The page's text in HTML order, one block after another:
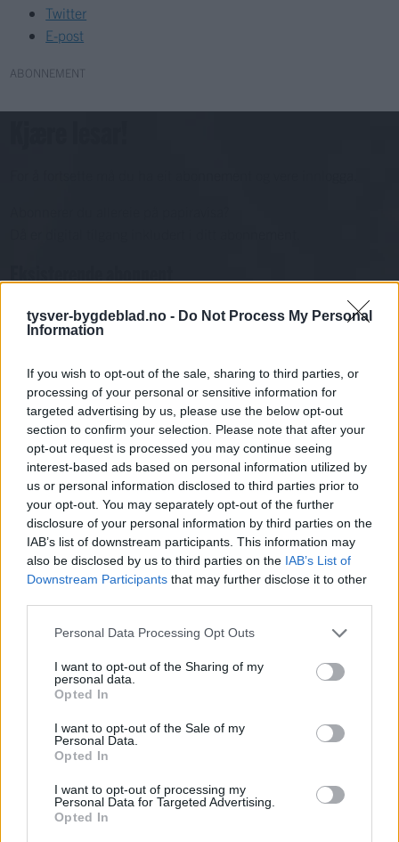
tysver-bygdeblad.no - Do Not Process My Personal
Information
If you wish to opt-out of the sale, sharing to third parties, or
processing of your personal or sensitive information for
targeted advertising by us, please use the below opt-out
section to confirm your selection. Please note that after your
opt-out request is processed you may continue seeing
interest-based ads based on personal information utilized by
us or personal information disclosed to third parties prior to
your opt-out. You may separately opt-out of the further
disclosure of your personal information by third parties on the
IAB’s list of downstream participants. This information may
also be disclosed by us to third parties on the IAB’s List of
Downstream Participants that may further disclose it to other
Personal Data Processing Opt Outs
I want to opt-out of the Sharing of my
personal data.
Opted In
I want to opt-out of the Sale of my
Personal Data.
Opted In
I want to opt-out of processing my
Personal Data for Targeted Advertising.
Opted In
Twitter
E-post
ABONNEMENT
Abo. nr eller e-post
Passord
Har du gløymt passordet?
Har du ikkje abonnement?
Bli abonnent
Årskavalkade
Mest lest siste syv dager
Sommerpraten
– Finner roen på hytta
ABONNEMENT